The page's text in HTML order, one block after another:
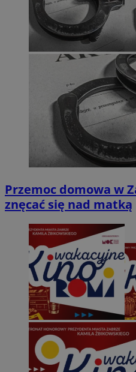
Przemoc domowa w
znęcać się nad matką